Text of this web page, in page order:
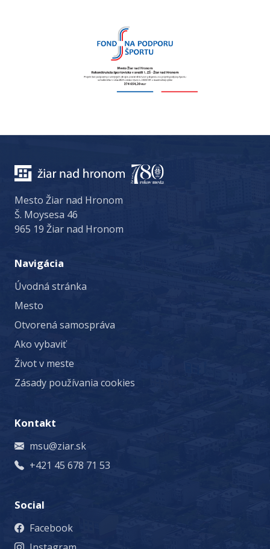
Mesto Žiar nad Hronom
Š. Moysesa 46
965 19 Žiar nad Hronom
Navigácia
Úvodná stránka
Mesto
Otvorená samospráva
Ako vybaviť
Život v meste
Zásady používania cookies
Kontakt
msu@ziar.sk
+421 45 678 71 53
Social
Facebook